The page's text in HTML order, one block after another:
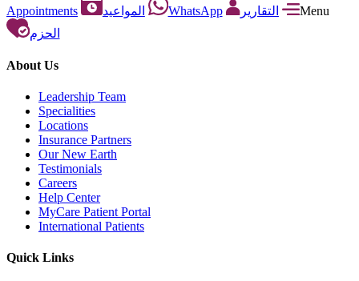
Appointments المواعيد WhatsApp التقارير
Menu
الحزم
About Us
Leadership Team
Specialities
Locations
Insurance Partners
Our New Earth
Testimonials
Careers
Help Center
MyCare Patient Portal
International Patients
Quick Links